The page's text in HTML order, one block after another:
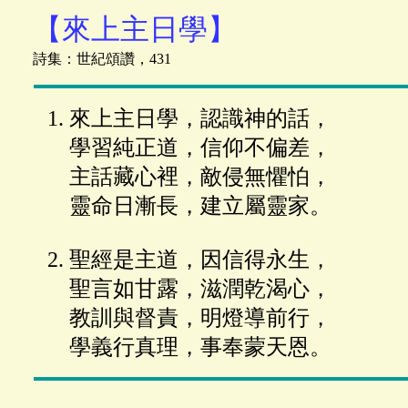
【來上主日學】
詩集：世紀頌讚，431
來上主日學，認識神的話，
學習純正道，信仰不偏差，
主話藏心裡，敵侵無懼怕，
靈命日漸長，建立屬靈家。
聖經是主道，因信得永生，
聖言如甘露，滋潤乾渴心，
教訓與督責，明燈導前行，
學義行真理，事奉蒙天恩。